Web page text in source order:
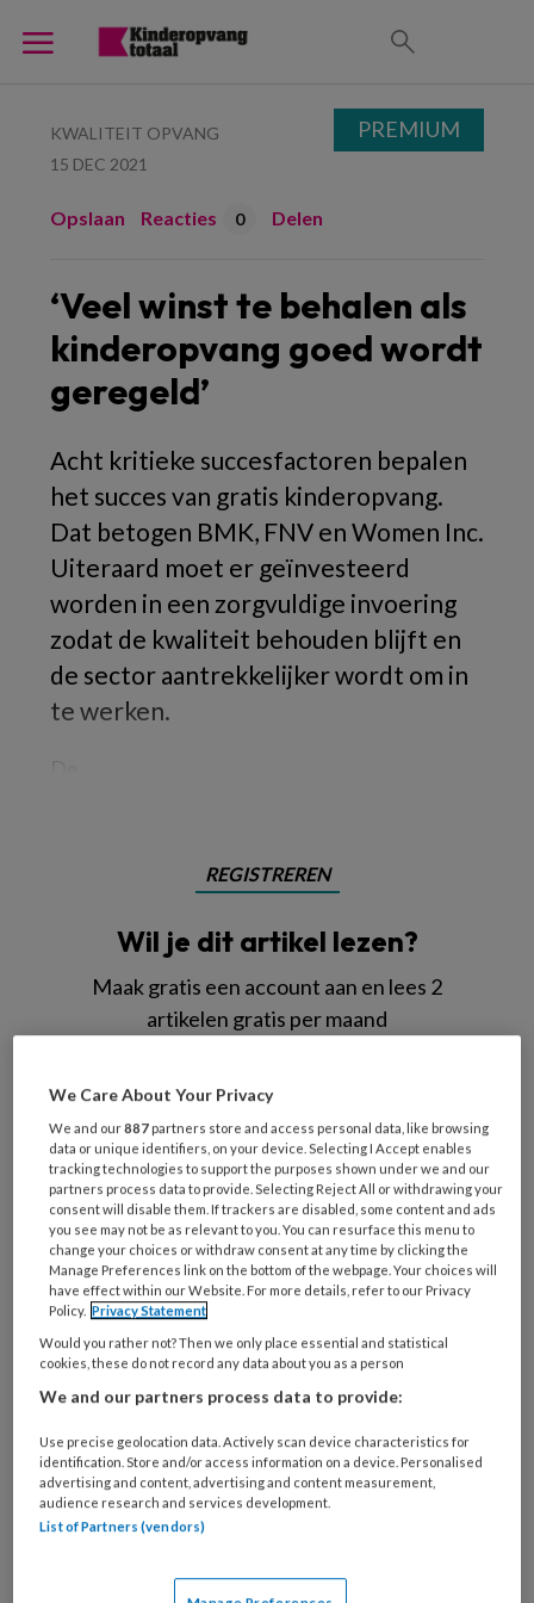
KWALITEIT OPVANG
15 DEC 2021
Opslaan Reacties 0 Delen
‘Veel winst te behalen als
kinderopvang goed wordt
geregeld’
Acht kritieke succesfactoren bepalen
het succes van gratis kinderopvang.
Dat betogen BMK, FNV en Women Inc.
Uiteraard moet er geïnvesteerd
worden in een zorgvuldige invoering
zodat de kwaliteit behouden blijft en
de sector aantrekkelijker wordt om in
te werken.
REGISTREREN
Wil je dit artikel lezen?
Maak gratis een account aan en lees 2
artikelen gratis per maand
Wat
is
je
e-
mailadres?
* *
Kies
je
wachtwoord* *
Kies
je
functie *
welke
organisatie
werk
Untitled
Ontvang 2x per week de
PREMIUM
We Care About Your Privacy
We and our887 partners store and access personal data, like browsing
data or unique identifiers, on your device. Selecting I Accept enables
tracking technologies to support the purposes shown under we and our
partners process data to provide. Selecting Reject All or withdrawing your
consent will disable them. If trackers are disabled, some content and ads
you see may not be as relevant to you. You can resurface this menu to
change your choices or withdraw consent at any time by clicking the
Manage Preferences link on the bottom of the webpage. Your choices will
have effect within our Website. For more details, refer to our Privacy
Policy. Privacy Statement
Would you rather not? Then we only place essential and statistical
cookies, these do not record any data about you as a person
We and our partners process data to provide:
Use precise geolocation data. Actively scan device characteristics for
identification. Store and/or access information on a device. Personalised
advertising and content, advertising and content measurement,
audience research and services development.
List of Partners (vendors)